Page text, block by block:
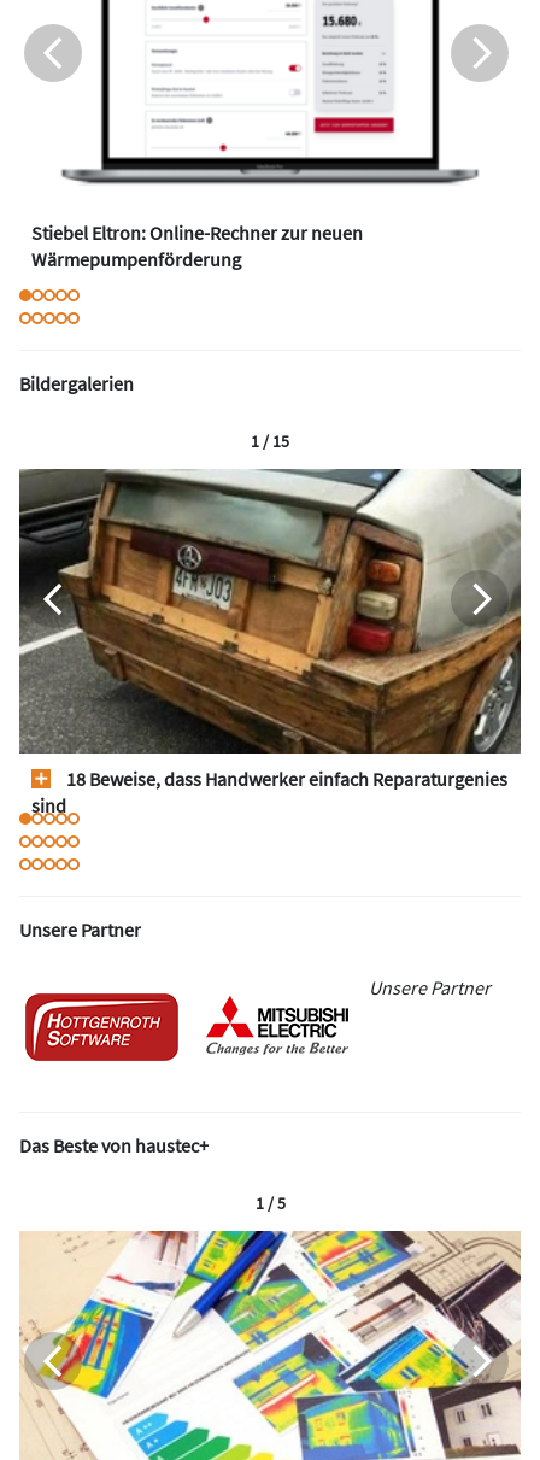
Stiebel Eltron: Online-Rechner zur neuen
Wärmepumpenförderung
Bildergalerien
18 Beweise, dass Handwerker einfach Reparaturgenies
sind
1 / 15
Unsere Partner
Unsere Partner
Das Beste von haustec+
1 / 5